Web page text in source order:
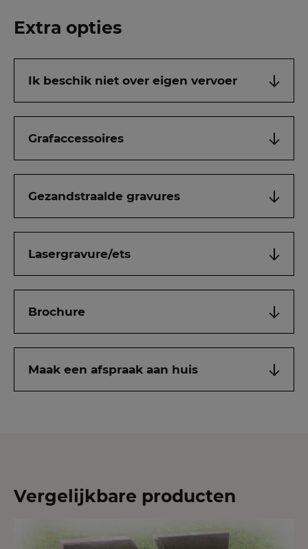
Extra opties
Ik beschik niet over eigen vervoer
Grafaccessoires
Gezandstraalde gravures
Lasergravure/ets
Brochure
Maak een afspraak aan huis
Vergelijkbare producten